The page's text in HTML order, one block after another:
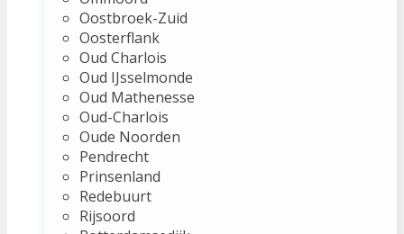
Oostbroek-Zuid
Oosterflank
Oud Charlois
Oud IJsselmonde
Oud Mathenesse
Oud-Charlois
Oude Noorden
Pendrecht
Prinsenland
Redebuurt
Rijsoord